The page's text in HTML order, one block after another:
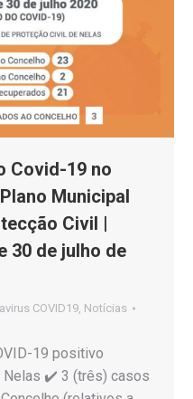
Covid-19 no
Municipal
Civil |
30 de julho de
COVID19, Notícias
19 positivo
Nelas ✔️ 3 (três) casos